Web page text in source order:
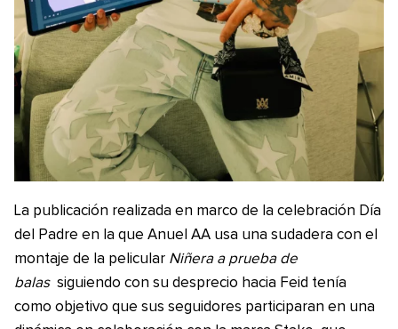
La publicación realizada en marco de la celebración Día
del Padre en la que Anuel AA usa una sudadera con el
montaje de la pelicular Niñera a prueba de
balas siguiendo con su desprecio hacia Feid tenía
como objetivo que sus seguidores participaran en una